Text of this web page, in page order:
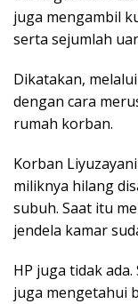
juga mengambil
serta sejumlah
Dikatakan,
dengan cara
rumah korban.
Korban
miliknya hilang
subuh. Saat itu
jendela kamar
HP juga tidak
juga mengetahui